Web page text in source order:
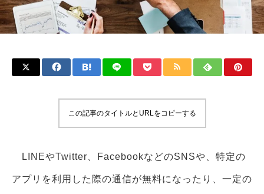
この記事のタイトルとURLをコピーする
LINEやTwitter、FacebookなどのSNSや、特定の
アプリを利用した際の通信が無料になったり、一定の